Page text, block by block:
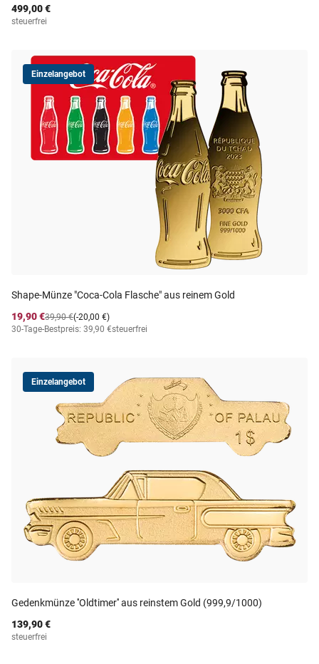
499,00 €
steuerfrei
Einzelangebot
Shape-Münze "Coca-Cola Flasche" aus reinem Gold
19,90 €
(-20,00 €)
39,90 €
30-Tage-Bestpreis: 39,90 €steuerfrei
Einzelangebot
Gedenkmünze ''Oldtimer'' aus reinstem Gold (999,9/1000)
139,90 €
steuerfrei